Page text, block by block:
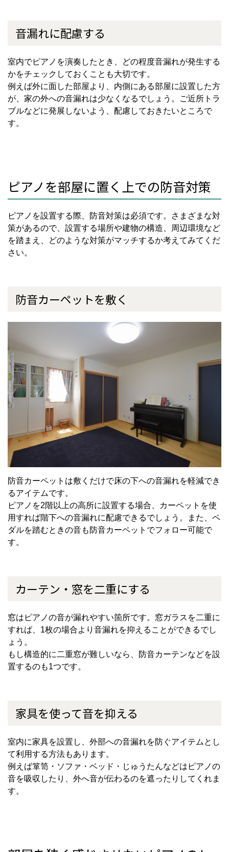
音漏れに配慮する
室内でピアノを演奏したとき、どの程度音漏れが発生する
かをチェックしておくことも大切です。
例えば外に面した部屋より、内側にある部屋に設置した方
が、家の外への音漏れは少なくなるでしょう。ご近所トラ
ブルなどに発展しないよう、配慮しておきたいところで
す。
ピアノを部屋に置く上での防音対策
ピアノを設置する際、防音対策は必須です。さまざまな対
策があるので、設置する場所や建物の構造、周辺環境など
を踏まえ、どのような対策がマッチするか考えてみてくだ
さい。
防音カーペットを敷く
防音カーペットは敷くだけで床の下への音漏れを軽減でき
るアイテムです。
ピアノを2階以上の高所に設置する場合、カーペットを使
用すれば階下への音漏れに配慮できるでしょう。また、ペ
ダルを踏むときの音も防音カーペットでフォロー可能で
す。
カーテン・窓を二重にする
窓はピアノの音が漏れやすい箇所です。窓ガラスを二重に
すれば、 1枚の場合より音漏れを抑えることができるでし
ょう。
もし構造的に二重窓が難しいなら、防音カーテンなどを設
置するのも1つです。
家具を使って音を抑える
室内に家具を設置し、外部への音漏れを防ぐアイテムとし
て利用する方法もあります。
例えば箪笥・ソファ・ベッド・じゅうたんなどはピアノの
音を吸収したり、外へ音が伝わるのを遮ったりしてくれま
す。